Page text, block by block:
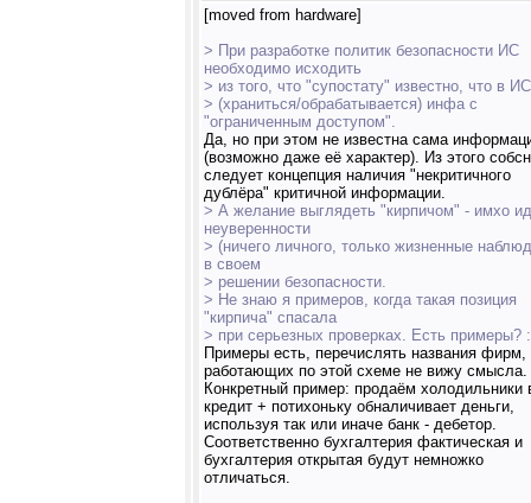
[moved from hardware]
> При разработке политик безопасности ИС
необходимо исходить
> из того, что "супостату" известно, что в
> (храниться/обрабатывается) инфа с
"ограниченным доступом".
Да, но при этом не известна сама
(возможно даже её характер). Из этого
следует концепция наличия "некритичного
дублёра" критичной информации.
> А желание выглядеть "кирпичом" - имхо
неуверенности
> (ничего личного, только жизненные
в своем
> решении безопасности.
> Не знаю я примеров, когда такая позиция
"кирпича" спасала
> при серьезных проверках. Есть примеры?
Примеры есть, перечислять названия фирм,
работающих по этой схеме не вижу смысла.
Конкретный пример: продаём холодильники
кредит + потихоньку обналичивает деньги,
используя так или иначе банк - дебетор.
Соответственно бухгалтерия фактическая и
бухгалтерия открытая будут немножко
отличаться.